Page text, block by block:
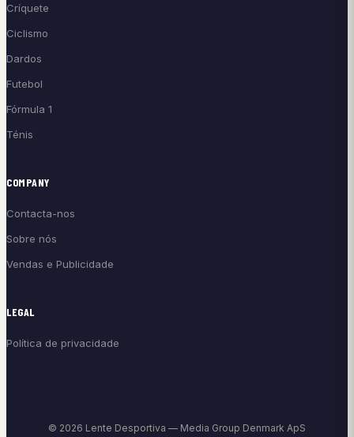
Críquete
Ciclismo
Dardos
Futebol
Fórmula 1
Ténis
COMPANY
Contacta-nos
Sobre nós
Vendas e Publicidade
LEGAL
Política de privacidade
© 2026 Lente Desportiva — Media Group Denmark ApS